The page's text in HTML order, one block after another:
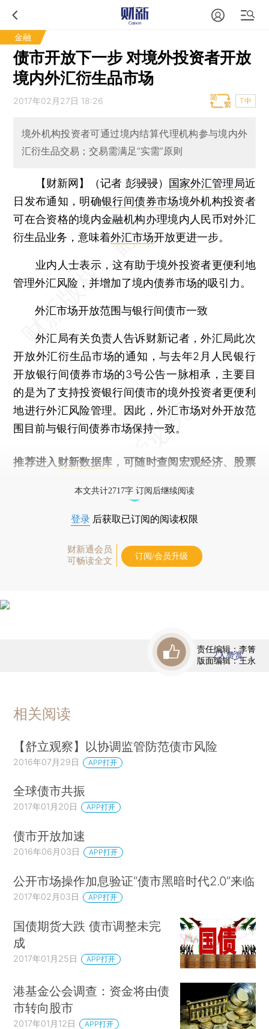
金融
债市开放下一步 对境外投资者开放
境内外汇衍生品市场
2017年02月27日 18:26 T中
境外机构投资者可通过境内结算代理机构参与境内外
汇衍生品交易；交易需满足“实需”原则
【财新网】（记者 彭骎骎） 国家外汇管理局近
日发布通知，明确银行间债券市场境外机构投资者
可在合资格的境内金融机构办理境内人民币对外汇
衍生品业务，意味着外汇市场开放更进一步。
业内人士表示，这有助于境外投资者更便利地
管理外汇风险，并增加了境内债券市场的吸引力。
外汇市场开放范围与银行间债市一致
外汇局有关负责人告诉财新记者，外汇局此次
开放外汇衍生品市场的通知，与去年2月人民银行
开放银行间债券市场的3号公告一脉相承，主要目
的是为了支持投资银行间债市的境外投资者更便利
地进行外汇风险管理。因此，外汇市场对外开放范
围目前与银行间债券市场保持一致。
推荐进入 财新数据库 ，可随时查阅宏观经济、股票
本文共计2717字 订阅后继续阅读
登录 后获取已订阅的阅读权限
财新通会员
可畅读全文
订阅/会员升级
责任编辑：李箐
版面编辑：王永
2人赞赏
相关阅读
【舒立观察】以协调监管防范债市风险
2016年07月29日 APP打开
全球债市共振
2017年01月20日 APP打开
债市开放加速
2016年06月03日 APP打开
公开市场操作加息验证“债市黑暗时代2.0”来临
2017年02月03日 APP打开
国债期货大跌 债市调整未完
成
2017年01月25日 APP打开
港基金公会调查：资金将由债
市转向股市
2017年01月12日 APP打开